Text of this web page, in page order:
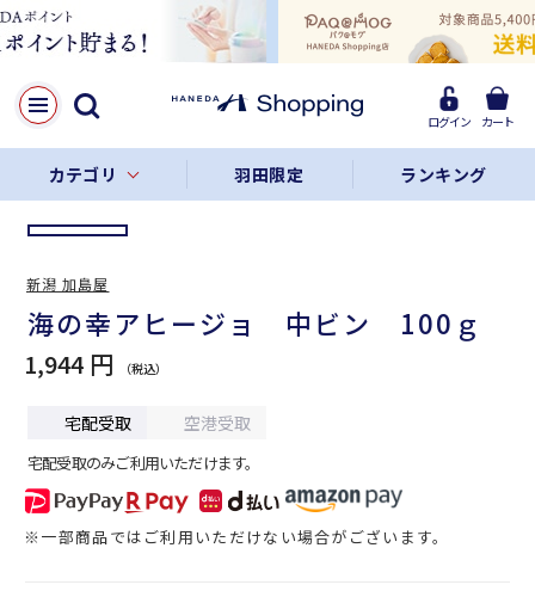
ログイン カート
カテゴリ 羽田限定 ランキング
LINE
Facebook
リンクをコピー
海の幸アヒージョ 中ビン 100ｇ
1,944 円
宅配受取 空港受取
宅配受取のみご利用いただけます。
※一部商品ではご利用いただけない場合がございます。
新潟 加島屋